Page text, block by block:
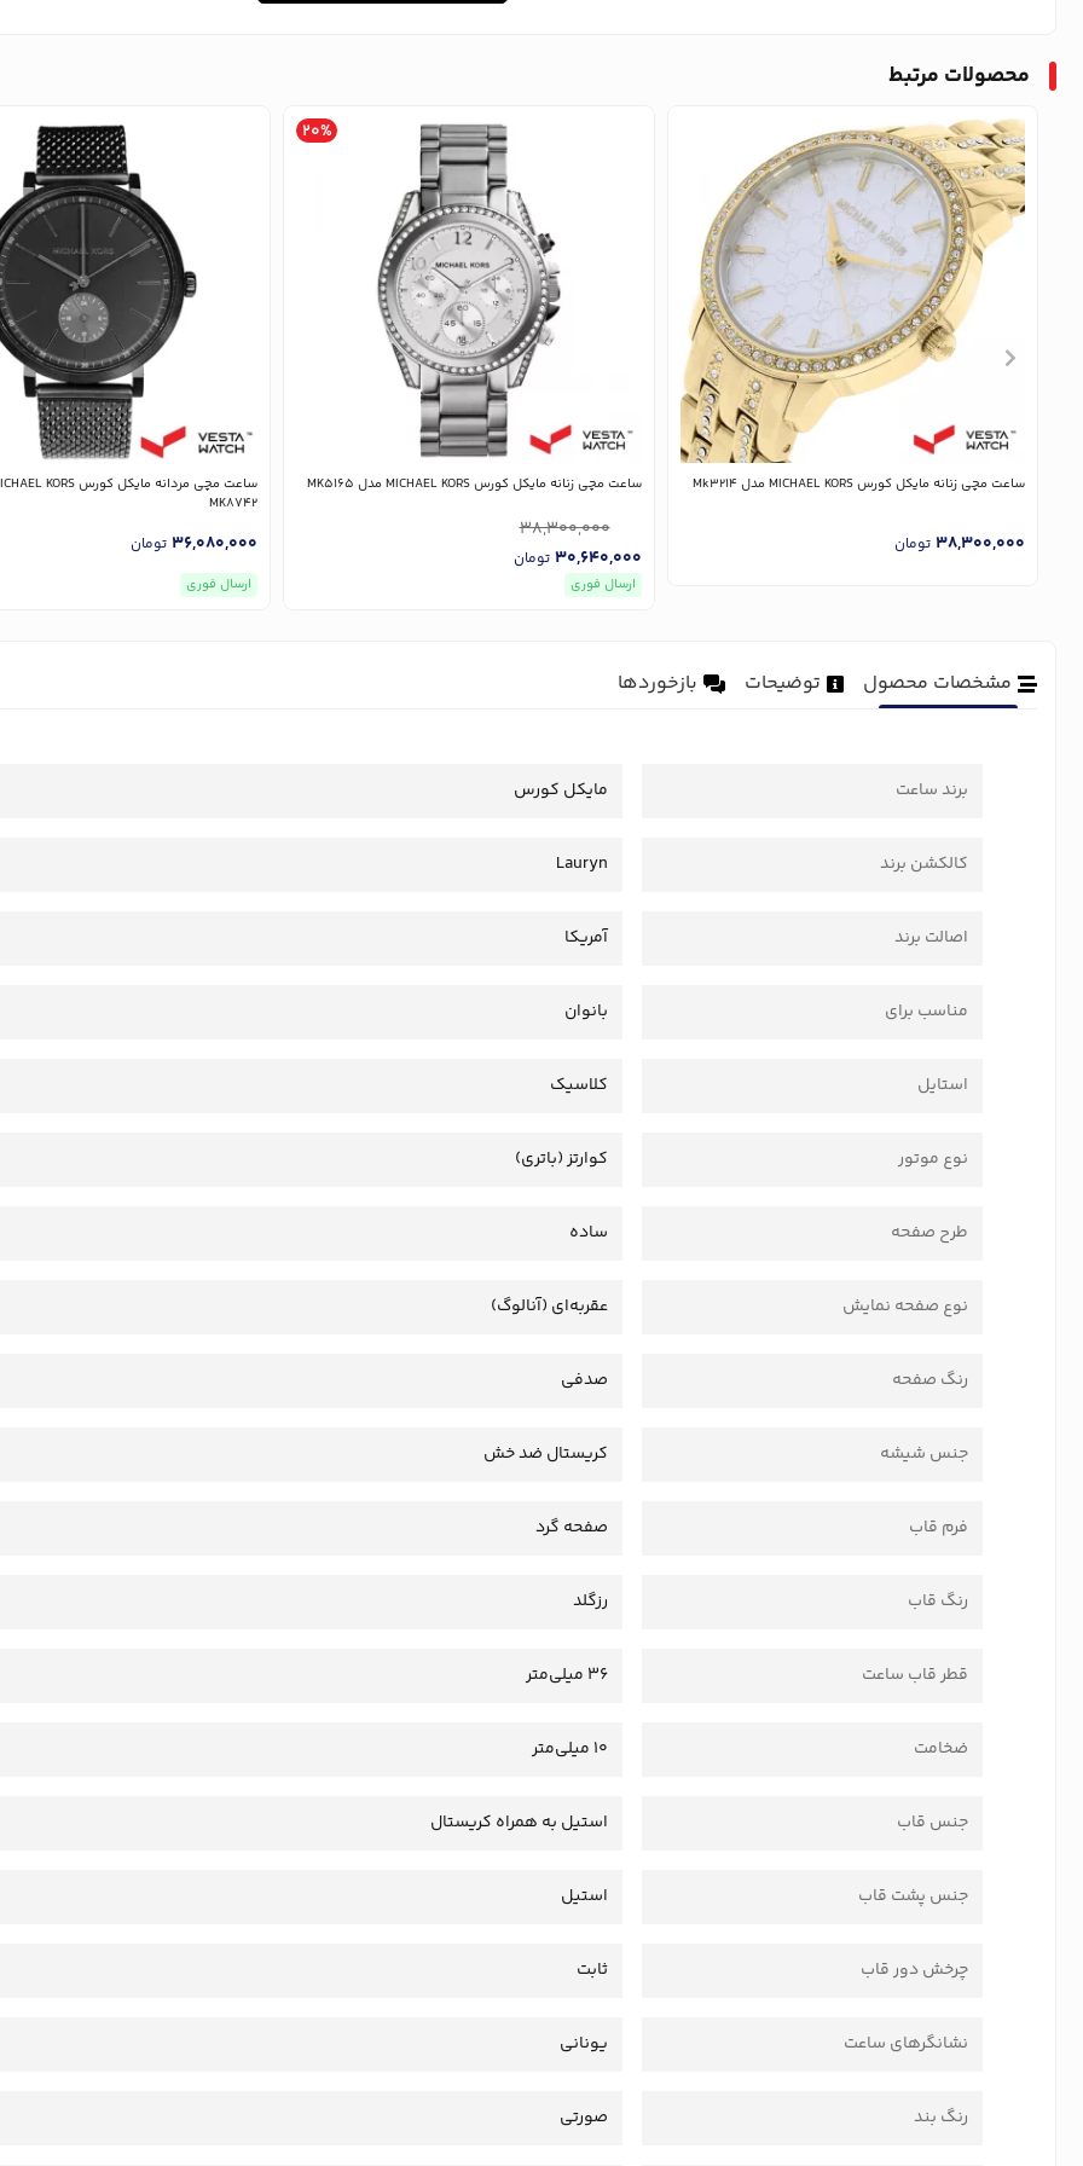
محصولات مرتبط
ساعت مچی زنانه مایکل کورس MICHAEL KORS مدل Mk3214
38,300,000 تومان
ساعت مچی زنانه مایکل کورس MICHAEL KORS مدل MK5165
20%
38,300,000
30,640,000 تومان
ارسال فوری
MK8742
36,080,000 تومان
ارسال فوری
مشخصات محصول توضیحات بازخوردها
برند ساعت مایکل کورس
کالکشن برند Lauryn
اصالت برند آمریکا
مناسب برای بانوان
استایل کلاسیک
نوع موتور کوارتز (باتری)
طرح صفحه ساده
نوع صفحه نمایش عقربه‌ای (آنالوگ)
رنگ صفحه صدفی
جنس شیشه کریستال ضد خش
فرم قاب صفحه گرد
رنگ قاب رزگلد
قطر قاب ساعت 36 میلی‌متر
ضخامت 10 میلی‌متر
جنس قاب استیل به همراه کریستال
جنس پشت قاب استیل
چرخش دور قاب ثابت
نشانگرهای ساعت یونانی
رنگ بند صورتی